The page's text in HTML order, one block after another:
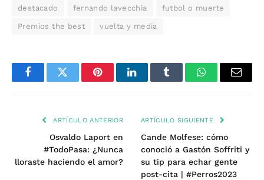
destacado fernando lavecchia futbol o muerte
Premios the best vuelta y media
FacebookTwitter PinterestLinkedInTumblr WhatsAppEmail
ARTÍCULO ANTERIOR
Osvaldo Laport en
#TodoPasa: ¿Nunca
lloraste haciendo el amor?
ARTÍCULO SIGUIENTE
Cande Molfese: cómo
conoció a Gastón Soffriti y
su tip para echar gente
post-cita | #Perros2023